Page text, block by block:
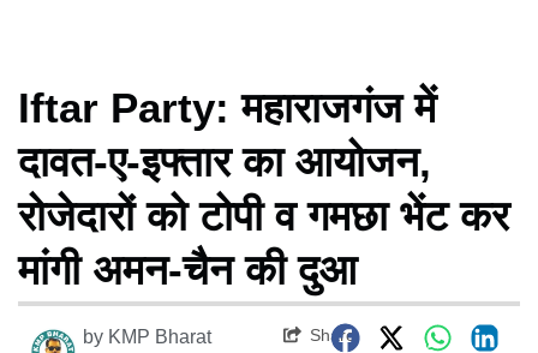
Iftar Party: महाराजगंज में
दावत-ए-इफ्तार का आयोजन,
रोजेदारों को टोपी व गमछा भेंट कर
मांगी अमन-चैन की दुआ
by KMP Bharat
Share